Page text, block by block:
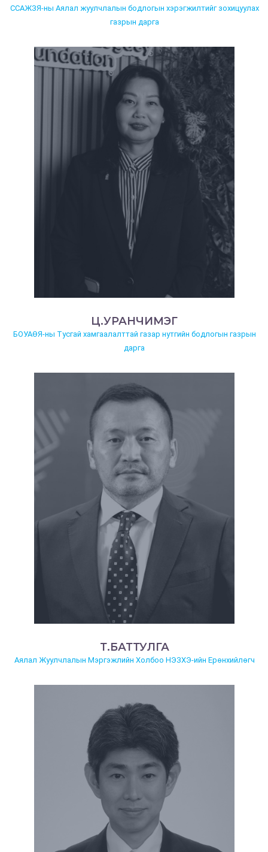
ССАЖЗЯ-ны Аялал жуулчлалын бодлогын хэрэгжилтийг зохицуулах
газрын дарга
Ц.УРАНЧИМЭГ
БОУАӨЯ-ны Тусгай хамгаалалттай газар нутгийн бодлогын газрын
дарга
Т.БАТТУЛГА
Аялал Жуулчлалын Мэргэжлийн Холбоо НЭЗХЭ-ийн Ерөнхийлөгч